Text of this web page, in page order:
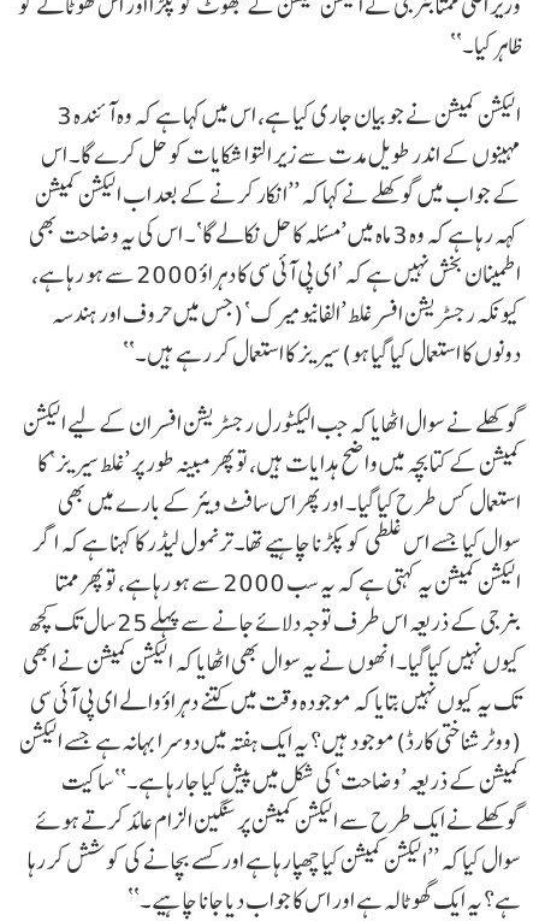
ظاہر کیا۔‘‘
الیکشن کمیشن نے جو بیان جاری کیا ہے، اس میں کہا ہے کہ وہ آئندہ 3
مہینوں کے اندر طویل مدت سے زیر التوا شکایات کو حل کرے گا۔ اس
کے جواب میں گوکھلے نے کہا کہ ’’انکار کرنے کے بعد اب الیکشن کمیشن
کہہ رہا ہے کہ وہ 3 ماہ میں ’مسئلہ کا حل نکالے گا‘۔ اس کی یہ وضاحت بھی
اطمینان بخش نہیں ہے کہ ’ای پی آئی سی کا دہراؤ 2000 سے ہو رہا ہے،
کیونکہ رجسٹریشن افسر غلط ’الفانیومیرک‘ (جس میں حروف اور ہندسہ
دونوں کا استعمال کیا گیا ہو) سیریز کا استعمال کر رہے ہیں۔‘‘
گوکھلے نے سوال اٹھایا کہ جب الیکٹورل رجسٹریشن افسران کے لیے الیکشن
کمیشن کے کتابچہ میں واضح ہدایات ہیں، تو پھر مبینہ طور پر ’غلط سیریز‘ کا
استعمال کس طرح کیا گیا۔ اور پھر اس سافٹ ویئر کے بارے میں بھی
سوال کیا جسے اس غلطی کو پکڑنا چاہیے تھا۔ ترنمول لیڈر کا کہنا ہے کہ اگر
الیکشن کمیشن یہ کہتی ہے کہ یہ سب 2000 سے ہو رہا ہے، تو پھر ممتا
بنرجی کے ذریعہ اس طرف توجہ دلائے جانے سے پہلے 25 سال تک کچھ
کیوں نہیں کیا گیا۔ انھوں نے یہ سوال بھی اٹھایا کہ الیکشن کمیشن نے ابھی
تک یہ کیوں نہیں بتایا کہ موجودہ وقت میں کتنے دہراؤ والے ای پی آئی سی
(ووٹر شناختی کارڈ) موجود ہیں؟ یہ ایک ہفتہ میں دوسرا بہانہ ہے جسے الیکشن
کمیشن کے ذریعہ ’وضاحت‘ کی شکل میں پیش کیا جا رہا ہے۔‘‘ ساکیت
گوکھلے نے ایک طرح سے الیکشن کمیشن پر سنگین الزام عائد کرتے ہوئے
سوال کیا کہ ’’الیکشن کمیشن کیا چھپا رہا ہے اور کسے بچانے کی کوشش کر رہا
ہے؟ یہ ایک گھوٹالہ ہے اور اس کا جواب دیا جانا چاہیے۔‘‘